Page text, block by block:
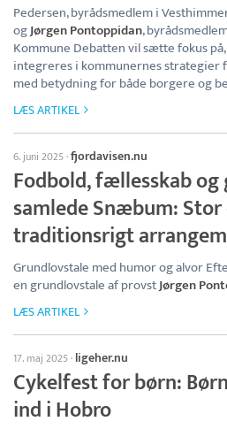
Pedersen, byrådsmedlem i
ogJørgen Pontoppidan,
Kommune Debatten vil sætte fokus
integreres i kommunernes
med betydning for både borgere og
LÆS ARTIKEL
6. juni 2025·fjordavisen.nu
Fodbold, fællesskab
samlede Snæbum:
traditionsrigt
Grundlovstale med humor og alvor
en grundlovstale af provstJørgen
LÆS ARTIKEL
17. maj 2025· ligeher.nu
Cykelfest for børn:
ind i Hobro